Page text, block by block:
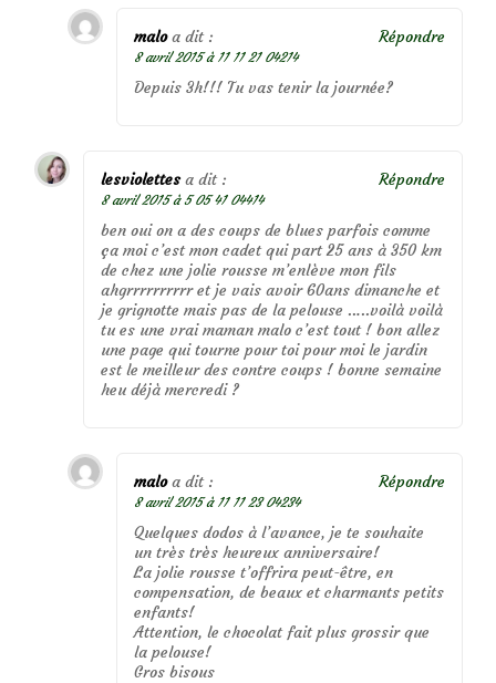
malo a dit :
8 avril 2015 à 11 11 21 04214
Depuis 3h!!! Tu vas tenir la journée?
Répondre
lesviolettes a dit :
8 avril 2015 à 5 05 41 04414
ben oui on a des coups de blues parfois comme
ça moi c’est mon cadet qui part 25 ans à 350 km
de chez une jolie rousse m’enlève mon fils
ahgrrrrrrrrrr et je vais avoir 60ans dimanche et
je grignotte mais pas de la pelouse …..voilà voilà
tu es une vrai maman malo c’est tout ! bon allez
une page qui tourne pour toi pour moi le jardin
est le meilleur des contre coups ! bonne semaine
heu déjà mercredi ?
Répondre
malo a dit :
8 avril 2015 à 11 11 23 04234
Quelques dodos à l’avance, je te souhaite
un très très heureux anniversaire!
La jolie rousse t’offrira peut-être, en
compensation, de beaux et charmants petits
enfants!
Attention, le chocolat fait plus grossir que
la pelouse!
Gros bisous
Répondre